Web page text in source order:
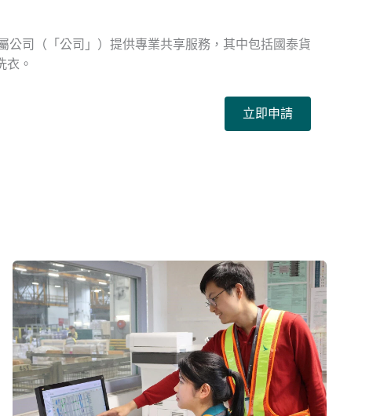
公司（「公司」）提供專業共享服務，其中包括國泰貨
衣。
立即申請